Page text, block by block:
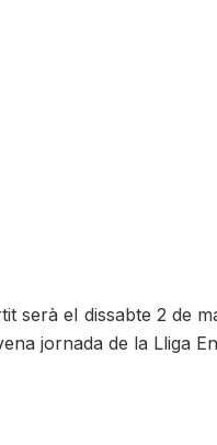
serà el dissabte 2 de
jornada de la Lliga